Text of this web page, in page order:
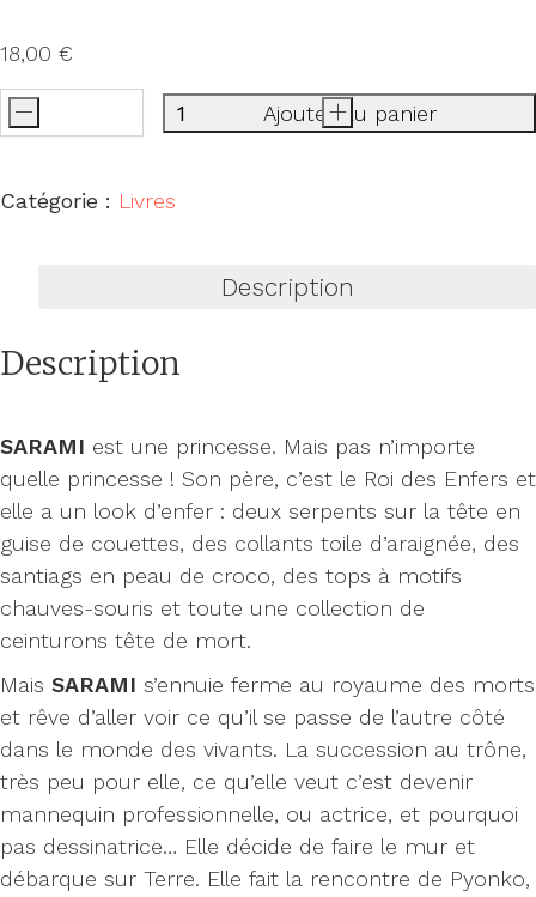
18,00 €
quantité
Sarami
- +
Ajouter au panier
Catégorie : Livres
Description
Description
SARAMI est une princesse. Mais pas n’importe
quelle princesse ! Son père, c’est le Roi des Enfers et
elle a un look d’enfer : deux serpents sur la tête en
guise de couettes, des collants toile d’araignée, des
santiags en peau de croco, des tops à motifs
chauves-souris et toute une collection de
ceinturons tête de mort.
Mais SARAMI s’ennuie ferme au royaume des morts
et rêve d’aller voir ce qu’il se passe de l’autre côté
dans le monde des vivants. La succession au trône,
très peu pour elle, ce qu’elle veut c’est devenir
mannequin professionnelle, ou actrice, et pourquoi
pas dessinatrice… Elle décide de faire le mur et
débarque sur Terre. Elle fait la rencontre de Pyonko,